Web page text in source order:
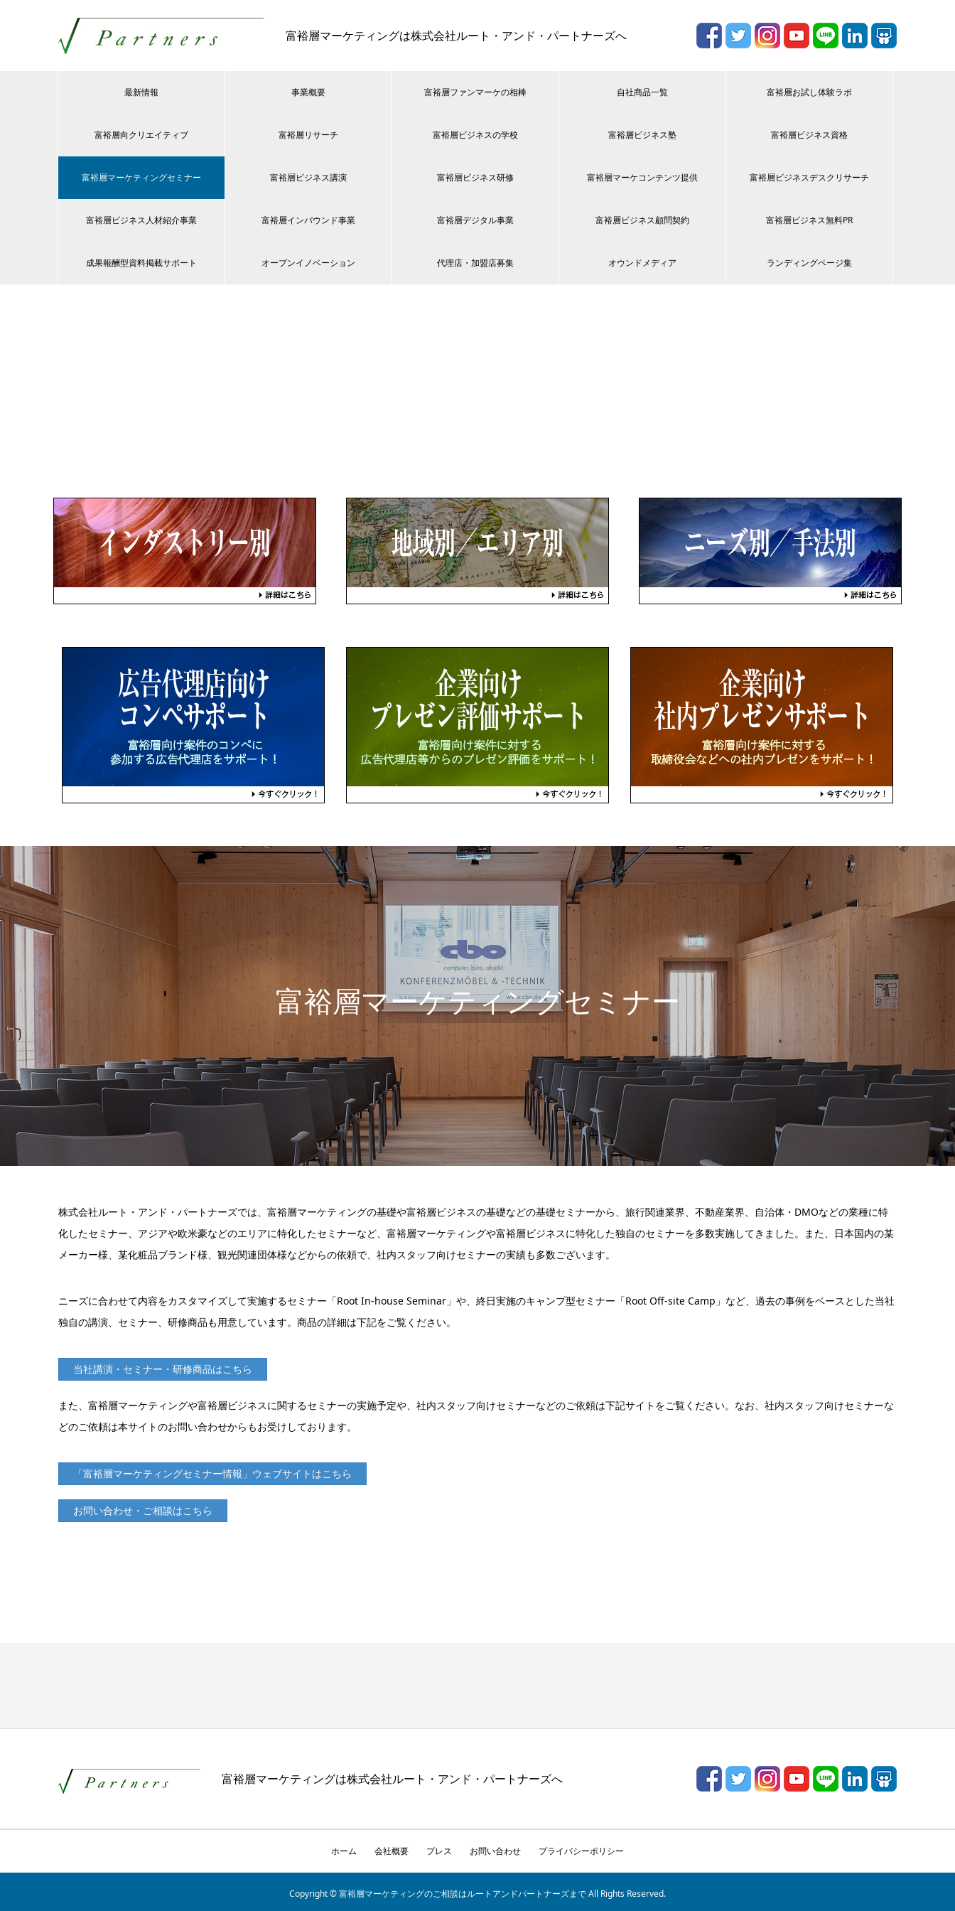
富裕層マーケティングは株式会社ルート・アンド・パートナーズへ
最新情報 事業概要 富裕層ファンマーケの相棒 自社商品一覧 富裕層お試し体験ラボ
富裕層向クリエイティブ 富裕層リサーチ 富裕層ビジネスの学校 富裕層ビジネス塾 富裕層ビジネス資格
富裕層マーケティングセミナー 富裕層ビジネス講演 富裕層ビジネス研修 富裕層マーケコンテンツ提供 富裕層ビジネスデスクリサーチ
富裕層ビジネス人材紹介事業 富裕層インバウンド事業 富裕層デジタル事業 富裕層ビジネス顧問契約 富裕層ビジネス無料PR
成果報酬型資料掲載サポート オープンイノベーション 代理店・加盟店募集 オウンドメディア ランディングページ集
富裕層マーケティングセミナー
株式会社ルート・アンド・パートナーズでは、富裕層マーケティングの基礎や富裕層ビジネスの基礎などの基礎セミナーから、旅行関連業界、不動産業界、自治体・DMOなどの業種に特
化したセミナー、アジアや欧米豪などのエリアに特化したセミナーなど、富裕層マーケティングや富裕層ビジネスに特化した独自のセミナーを多数実施してきました。また、日本国内の某
メーカー様、某化粧品ブランド様、観光関連団体様などからの依頼で、社内スタッフ向けセミナーの実績も多数ございます。
ニーズに合わせて内容をカスタマイズして実施するセミナー「Root In-house Seminar」や、終日実施のキャンプ型セミナー「Root Off-site Camp」など、過去の事例をベースとした当社
独自の講演、セミナー、研修商品も用意しています。商品の詳細は下記をご覧ください。
当社講演・セミナー・研修商品はこちら
また、富裕層マーケティングや富裕層ビジネスに関するセミナーの実施予定や、社内スタッフ向けセミナーなどのご依頼は下記サイトをご覧ください。なお、社内スタッフ向けセミナーな
どのご依頼は本サイトのお問い合わせからもお受けしております。
「富裕層マーケティングセミナー情報」ウェブサイトはこちら
お問い合わせ・ご相談はこちら
富裕層マーケティングは株式会社ルート・アンド・パートナーズへ
ホーム 会社概要 プレス お問い合わせ プライバシーポリシー
Copyright © 富裕層マーケティングのご相談はルートアンドパートナーズまで All Rights Reserved.